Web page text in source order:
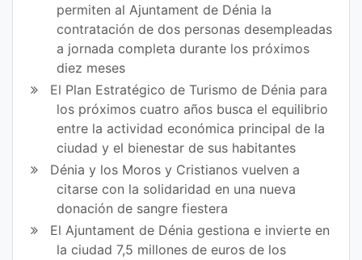
permiten al Ajuntament de Dénia la
contratación de dos personas desempleadas
a jornada completa durante los próximos
diez meses
El Plan Estratégico de Turismo de Dénia para
los próximos cuatro años busca el equilibrio
entre la actividad económica principal de la
ciudad y el bienestar de sus habitantes
Dénia y los Moros y Cristianos vuelven a
citarse con la solidaridad en una nueva
donación de sangre fiestera
El Ajuntament de Dénia gestiona e invierte en
la ciudad 7,5 millones de euros de los